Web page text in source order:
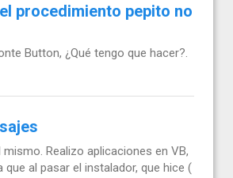
procedimiento pepito no
Button, ¿Qué tengo que hacer?.
Realizo aplicaciones en VB,
que al pasar el instalador, que hice (